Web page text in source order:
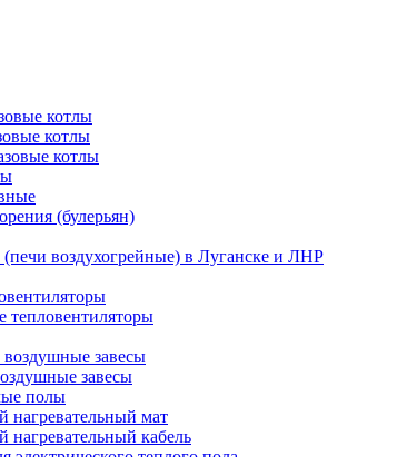
котлы
котлы
котлы
(булерьян)
воздухогрейные) в Луганске и ЛНР
тепловентиляторы
завесы
завесы
полы
нагревательный мат
нагревательный кабель